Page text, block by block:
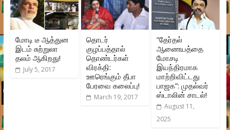
மோடி டீ ஆத்துன
இடம் சுற்றுலா
தலம் ஆகிறது!
July 5, 2017
தொடர்
குழப்பத்தால்
தொண்டர்கள்
விரக்தி:
ஊரெங்கும் தீபா
பேரவை கலைப்பு!
March 19, 2017
”தேர்தல்
ஆணையத்தை
மோசடி
இயந்திரமாக
மாற்றிவிட்டது
பாஜக”: முதல்வர்
ஸ்டாலின் சாடல்!
August 11,
2025